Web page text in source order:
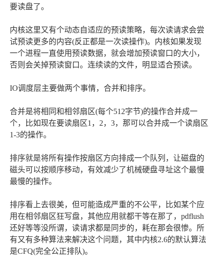
要读盘了。
内核这里又有个动态自适应的预读策略，每次读请求会尝
试预读更多的内容(反正都是一次读操作)。内核如果发现
一个进程一直使用预读数据，就会增加预读窗口的大小，
否则会关掉预读窗口。连续读的文件，明显适合预读。
IO调度层主要做两个事情，合并和排序。
合并是将相同和相邻扇区(每个512字节)的操作合并成一
个，比如现在要读扇区1，2，3，那可以合并成一个读扇区
1-3的操作。
排序就是将所有操作按扇区方向排成一个队列，让磁盘的
磁头可以按顺序移动，有效减少了机械硬盘寻址这个最慢
最慢的操作。
排序看上去很美，但可能造成严重的不公平，比如某个应
用在相邻扇区狂写盘，其他应用就都干等在那了，pdflush
还好等等没所谓，读请求都是同步的，耗在那会很惨。所
有又有多种算法来解决这个问题，其中内核2.6的默认算法
是CFQ(完全公正排队)。